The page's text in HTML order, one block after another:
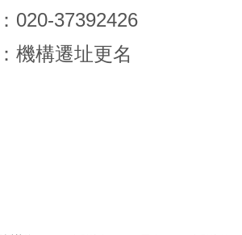
020-37392426
機構遷址更名